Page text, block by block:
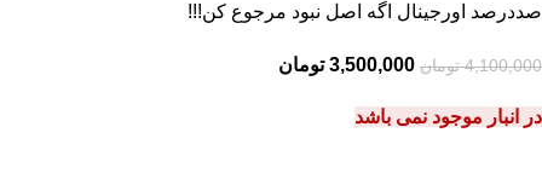
صددرصد اورجینال اگه اصل نبود مرجوع کن!!!
4,100,000 تومان 3,500,000 تومان
در انبار موجود نمی باشد